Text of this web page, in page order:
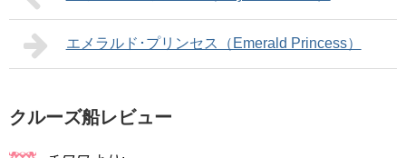
エメラルド･プリンセス（Emerald Princess）
クルーズ船レビュー